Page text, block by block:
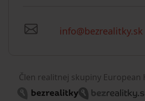
info@bezrealitky.sk
Člen realitnej skupiny European